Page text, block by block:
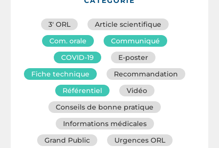
3′ ORL
Article scientifique
Com. orale
Communiqué
COVID-19
E-poster
Fiche technique
Recommandation
Référentiel
Vidéo
Conseils de bonne pratique
Informations médicales
Grand Public
Urgences ORL